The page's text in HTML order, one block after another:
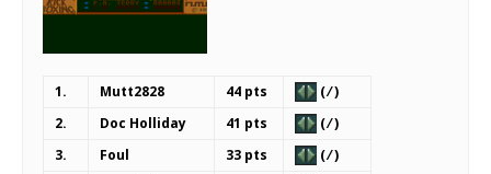
1. Mutt2828 44 pts
( ⁄ )
2.
Doc Holliday 41 pts
( ⁄ )
3.
Foul 33 pts
( ⁄ )